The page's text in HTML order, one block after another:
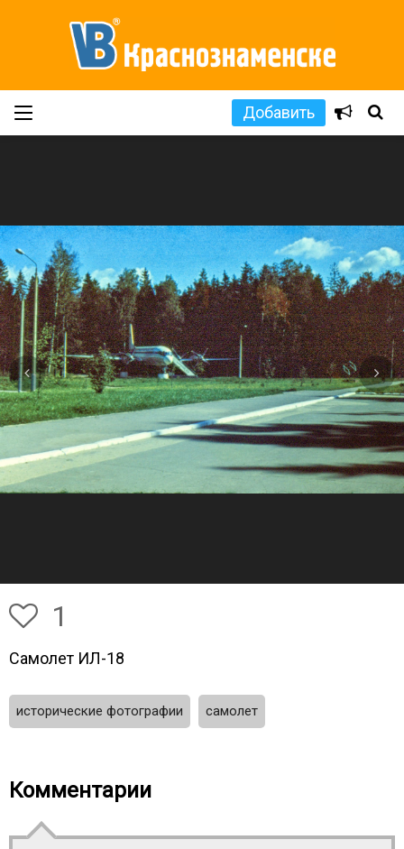
Добавить
1
Самолет ИЛ-18
исторические фотографии самолет
Комментарии